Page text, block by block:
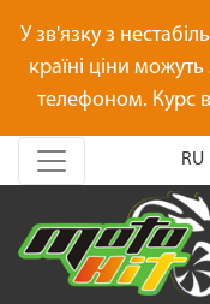
У зв'язку з
країні ціни
телефоном. Курс
RU